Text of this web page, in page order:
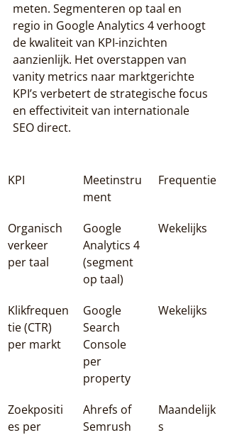
meten. Segmenteren op taal en
regio in Google Analytics 4 verhoogt
de kwaliteit van KPI-inzichten
aanzienlijk. Het overstappen van
vanity metrics naar marktgerichte
KPI’s verbetert de strategische focus
en effectiviteit van internationale
SEO direct.
KPI
Meetinstru
ment
Frequentie
Organisch
verkeer
per taal
Google
Analytics 4
(segment
op taal)
Wekelijks
Klikfrequen
tie (CTR)
per markt
Google
Search
Console
per
property
Wekelijks
Zoekpositi
es per
Ahrefs of
Semrush
Maandelijk
s